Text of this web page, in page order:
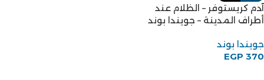
آدم كريستوفر – الظلام عند
أطراف المدينة – جويندا بوند
جويندا بوند
EGP 370